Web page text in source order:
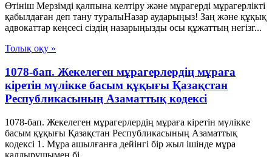
Өтініш Мерзімді қалпына келтіру және мұрагерді мұрагерлікті
қабылдаған деп тану туралыНазар аударыңыз! Заң және құқық
адвокаттар кеңсесі сіздің назарыңызды осы құжаттың негізг...
Толық оқу »
1078-бап. Жекелеген мұрагерлердiң мұраға
кiретiн мүлiкке басым құқығы Қазақстан
Республикасының Азаматтық кодексi
1078-бап. Жекелеген мұрагерлердiң мұраға кiретiн мүлiкке
басым құқығы Қазақстан Республикасының Азаматтық
кодексi 1. Мұра ашылғанға дейiнгi бiр жыл iшiнде мұра
қалдырушымен бi...